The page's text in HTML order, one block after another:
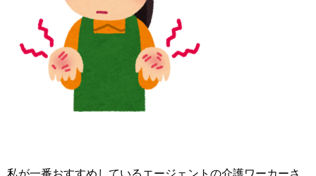
私が一番おすすめしているエージェントの介護ワーカーさ